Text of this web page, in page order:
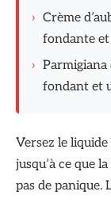
› Crème
fondante
›
fondant et
Versez le
jusqu’à ce que
pas de panique.